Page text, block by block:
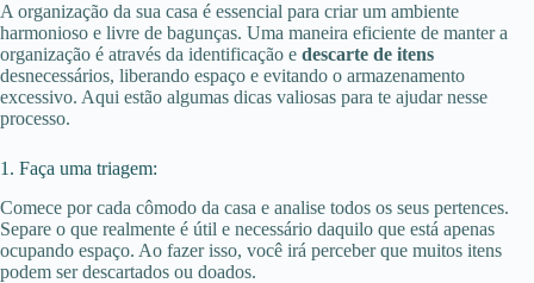
A organização da sua casa é essencial para criar um ambiente
harmonioso e livre de bagunças. Uma maneira eficiente de manter a
organização é através da identificação e descarte de itens
desnecessários, liberando espaço e evitando o armazenamento
excessivo. Aqui estão algumas dicas valiosas para te ajudar nesse
processo.
1. Faça uma triagem:
Comece por cada cômodo da casa e analise todos os seus pertences.
Separe o que realmente é útil e necessário daquilo que está apenas
ocupando espaço. Ao fazer isso, você irá perceber que muitos itens
podem ser descartados ou doados.